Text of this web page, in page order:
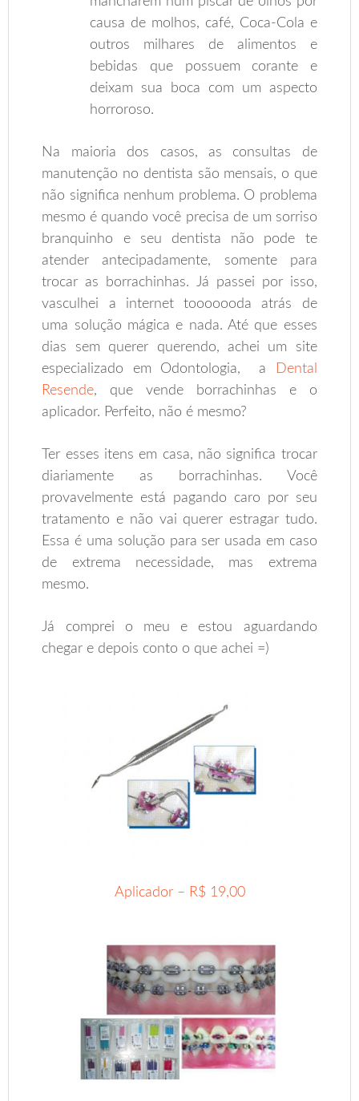
causa de molhos, café, Coca-Cola e
outros milhares de alimentos e
bebidas que possuem corante e
deixam sua boca com um aspecto
horroroso.
Na maioria dos casos, as consultas de
manutenção no dentista são mensais, o que
não significa nenhum problema. O problema
mesmo é quando você precisa de um sorriso
branquinho e seu dentista não pode te
atender antecipadamente, somente para
trocar as borrachinhas. Já passei por isso,
vasculhei a internet tooooooda atrás de
uma solução mágica e nada. Até que esses
dias sem querer querendo, achei um site
especializado em Odontologia, a
Dental
Resende, que vende borrachinhas e o
aplicador. Perfeito, não é mesmo?
Ter esses itens em casa, não significa trocar
diariamente as borrachinhas. Você
provavelmente está pagando caro por seu
tratamento e não vai querer estragar tudo.
Essa é uma solução para ser usada em caso
de extrema necessidade, mas extrema
mesmo.
Já comprei o meu e estou aguardando
chegar e depois conto o que achei =)
Aplicador – R$ 19,00